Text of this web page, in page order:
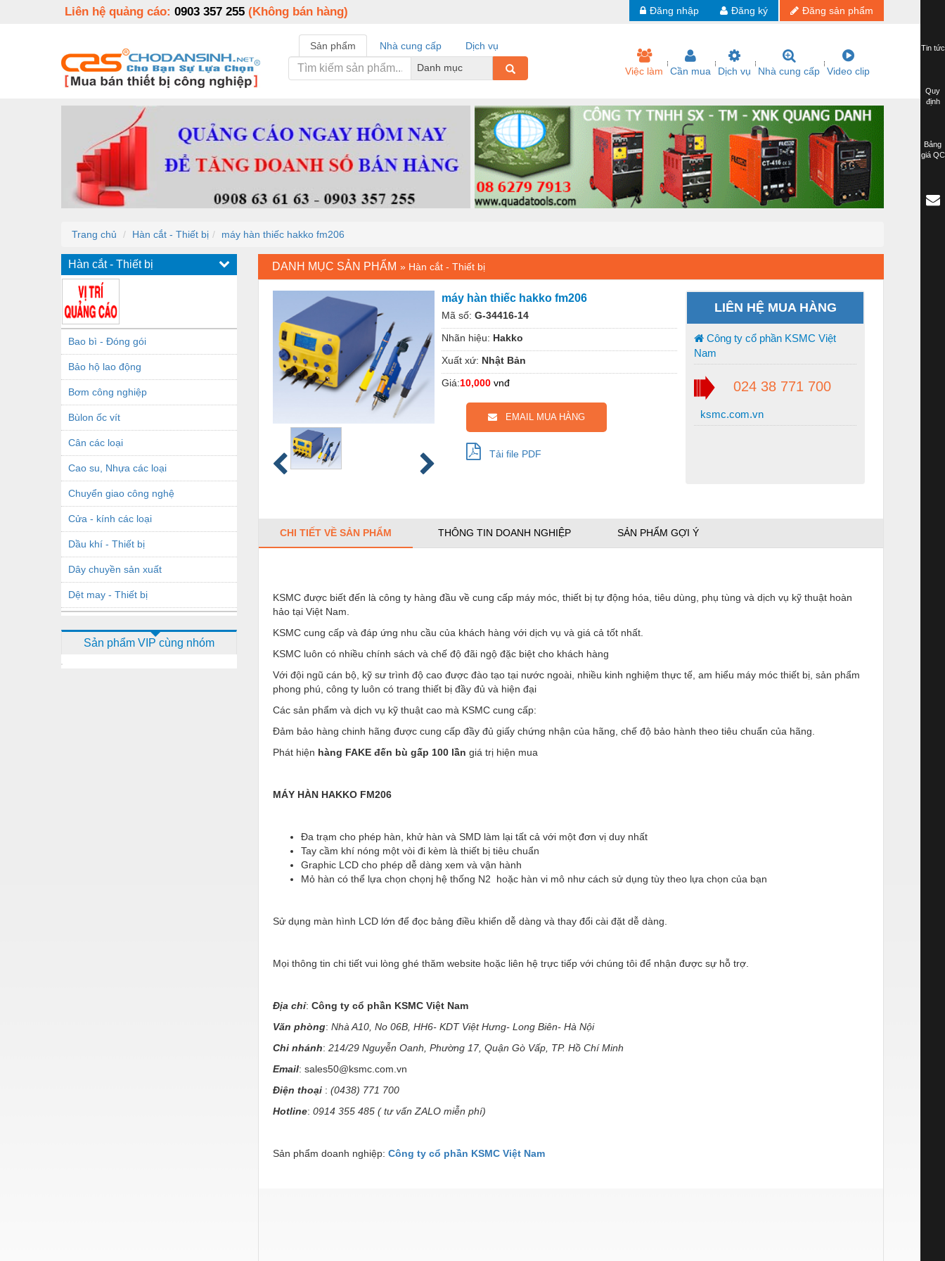
Liên hệ quảng cáo: 0903 357 255 (Không bán hàng) Đăng sản phẩm
Đăng ký
Đăng nhập
Sản phẩm Nhà cung cấp
Dịch vụ
Danh mục
Việc làm Cần mua Dịch vụ Nhà cung cấp Video clip
Trang chủ Hàn cắt - Thiết bị máy hàn thiếc hakko fm206
Hàn cắt - Thiết bị
Bao bì - Đóng gói
Bảo hộ lao động
Bơm công nghiệp
Bùlon ốc vít
Cân các loại
Cao su, Nhựa các loại
Chuyển giao công nghệ
Cửa - kính các loại
Dầu khí - Thiết bị
Dây chuyền sản xuất
Dệt may - Thiết bị
Dịch vụ - Thi công
Sản phẩm VIP cùng nhóm
DANH MỤC SẢN PHẨM » Hàn cắt - Thiết bị
máy hàn thiếc hakko fm206
Mã số: G-34416-14
Nhãn hiệu: Hakko
Xuất xứ: Nhật Bản
Giá:10,000 vnđ
EMAIL MUA HÀNG
Tải file PDF
LIÊN HỆ MUA HÀNG
Công ty cổ phần KSMC Việt
Nam
024 38 771 700
ksmc.com.vn
CHI TIẾT VỀ SẢN PHẨM THÔNG TIN DOANH NGHIỆP SẢN PHẨM GỢI Ý
KSMC được biết đến là công ty hàng đầu về cung cấp máy móc, thiết bị tự động hóa, tiêu dùng, phụ tùng và dịch vụ kỹ thuật hoàn
hảo tại Việt Nam.
KSMC cung cấp và đáp ứng nhu cầu của khách hàng với dịch vụ và giá cả tốt nhất.
KSMC luôn có nhiều chính sách và chế độ đãi ngộ đặc biệt cho khách hàng
Với đội ngũ cán bộ, kỹ sư trình độ cao được đào tạo tại nước ngoài, nhiều kinh nghiệm thực tế, am hiểu máy móc thiết bị, sản phẩm
phong phú, công ty luôn có trang thiết bị đầy đủ và hiện đại
Các sản phẩm và dịch vụ kỹ thuật cao mà KSMC cung cấp:
Đảm bảo hàng chinh hãng được cung cấp đầy đủ giấy chứng nhận của hãng, chế độ bảo hành theo tiêu chuẩn của hãng.
Phát hiện hàng FAKE đến bù gấp 100 lần giá trị hiện mua
MÁY HÀN HAKKO FM206
Đa trạm cho phép hàn, khử hàn và SMD làm lại tất cả với một đơn vị duy nhất
Tay cầm khí nóng một vòi đi kèm là thiết bị tiêu chuẩn
Graphic LCD cho phép dễ dàng xem và vận hành
Mỏ hàn có thể lựa chọn chọnj hệ thống N2 hoặc hàn vi mô như cách sử dụng tùy theo lựa chọn của bạn
Sử dụng màn hình LCD lớn để đọc bảng điều khiển dễ dàng và thay đổi cài đặt dễ dàng.
Mọi thông tin chi tiết vui lòng ghé thăm website hoặc liên hệ trực tiếp với chúng tôi để nhận được sự hỗ trợ.
Địa chỉ: Công ty cổ phần KSMC Việt Nam
Văn phòng: Nhà A10, No 06B, HH6- KDT Việt Hưng- Long Biên- Hà Nội
Chi nhánh: 214/29 Nguyễn Oanh, Phường 17, Quận Gò Vấp, TP. Hồ Chí Minh
Email: sales50@ksmc.com.vn
Điện thoại : (0438) 771 700
Hotline: 0914 355 485 ( tư vấn ZALO miễn phí)
Sản phẩm doanh nghiệp: Công ty cổ phần KSMC Việt Nam
Tin tức
Quy
định
Bảng
giá QC